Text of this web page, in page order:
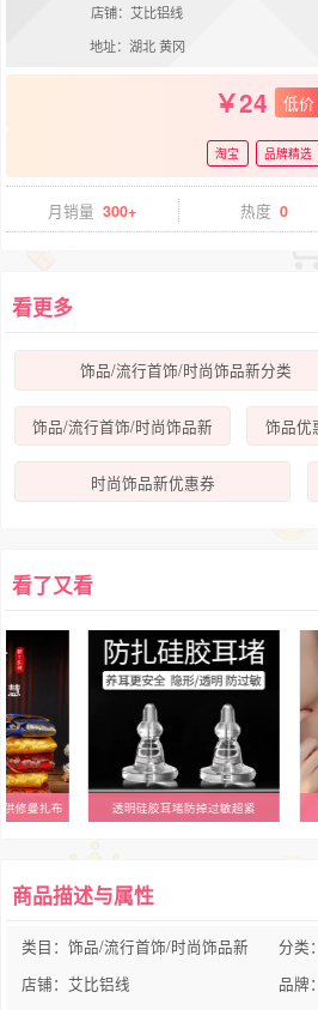
店铺：艾比铝线
地址：湖北 黄冈
24 低价
淘宝 品牌精选
月销量 300+ 热度 0
看更多
饰品/流行首饰/时尚饰品新分类
饰品/流行首饰/时尚饰品新 饰品优
时尚饰品新优惠券
看了又看
修曼扎布 透明硅胶耳堵防掉过敏超紧
商品描述与属性
类目：饰品/流行首饰/时尚饰品新
分类
店铺：艾比铝线
品牌